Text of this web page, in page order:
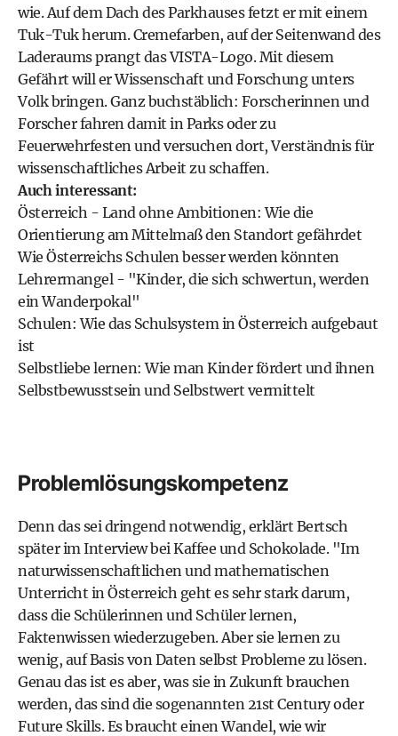
wie. Auf dem Dach des Parkhauses fetzt er mit einem
Tuk-Tuk herum. Cremefarben, auf der Seitenwand des
Laderaums prangt das VISTA-Logo. Mit diesem
Gefährt will er Wissenschaft und Forschung unters
Volk bringen. Ganz buchstäblich: Forscherinnen und
Forscher fahren damit in Parks oder zu
Feuerwehrfesten und versuchen dort, Verständnis für
wissenschaftliches Arbeit zu schaffen.
Auch interessant:
Österreich - Land ohne Ambitionen: Wie die
Orientierung am Mittelmaß den Standort gefährdet
Wie Österreichs Schulen besser werden könnten
Lehrermangel - "Kinder, die sich schwertun, werden
ein Wanderpokal"
Schulen: Wie das Schulsystem in Österreich aufgebaut
ist
Selbstliebe lernen: Wie man Kinder fördert und ihnen
Selbstbewusstsein und Selbstwert vermittelt
Problemlösungskompetenz
Denn das sei dringend notwendig, erklärt Bertsch
später im Interview bei Kaffee und Schokolade. "Im
naturwissenschaftlichen und mathematischen
Unterricht in Österreich geht es sehr stark darum,
dass die Schülerinnen und Schüler lernen,
Faktenwissen wiederzugeben. Aber sie lernen zu
wenig, auf Basis von Daten selbst Probleme zu lösen.
Genau das ist es aber, was sie in Zukunft brauchen
werden, das sind die sogenannten21st Century oder
Future Skills. Es braucht einen Wandel, wie wir